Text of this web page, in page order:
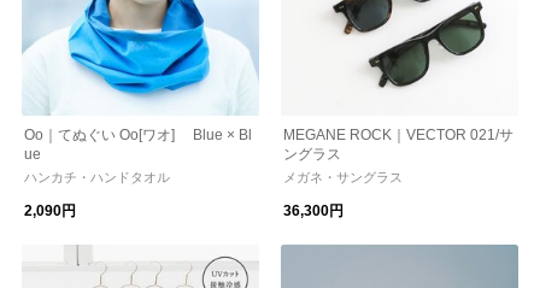
Oo｜てぬぐい Oo[ワオ] Blue × Bl
ue
ハンカチ・ハンドタオル
2,090円
MEGANE ROCK｜VECTOR 021/サ
ングラス
メガネ・サングラス
36,300円